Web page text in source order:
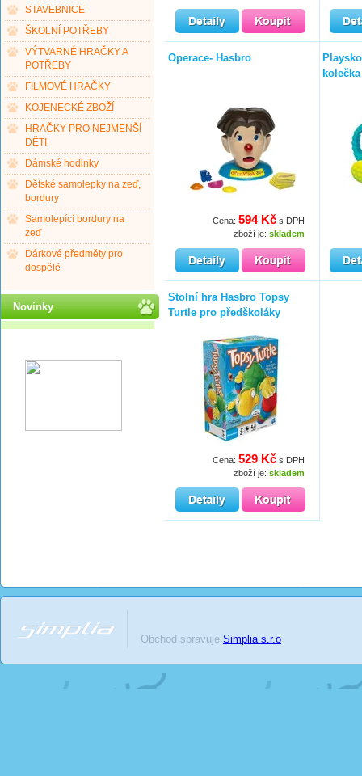
STAVEBNICE
ŠKOLNÍ POTŘEBY
VÝTVARNÉ HRAČKY A
POTŘEBY
FILMOVÉ HRAČKY
KOJENECKÉ ZBOŽÍ
HRAČKY PRO NEJMENŠÍ
DĚTI
Dámské hodinky
Dětské samolepky na zeď,
bordury
Samolepící bordury na
zeď
Dárkové předměty pro
dospělé
Novinky
Operace- Hasbro
Cena: 594 Kč s DPH
zboží je: skladem
kolečka
Stolní hra Hasbro Topsy
Turtle pro předškoláky
Cena: 529 Kč s DPH
zboží je: skladem
Obchod spravuje Simplia s.r.o